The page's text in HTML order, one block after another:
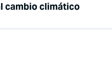
cambio climático